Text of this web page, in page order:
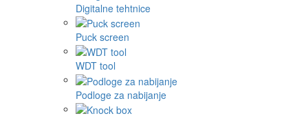
Digitalne tehtnice
Puck screen
WDT tool
Podloge za nabijanje